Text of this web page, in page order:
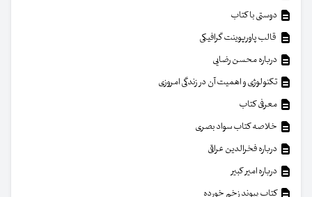
دوستی با کتاب
قالب پاورپوینت گرافیکی
درباره محسن رضایی
تکنولوژی و اهمیت آن در زندگی امروزی
معرفی کتاب
خلاصه کتاب سواد بصری
درباره فخرالدین عراقی
درباره امیر کبیر
کتاب پیوند زخم خورده